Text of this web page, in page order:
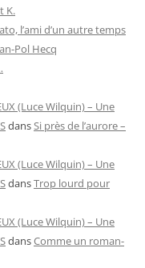
K.
l’ami d’un autre temps
Pol Hecq
(Luce Wilquin) – Une
dansSi près de l’aurore –
(Luce Wilquin) – Une
dansTrop lourd pour
(Luce Wilquin) – Une
dansComme un roman-